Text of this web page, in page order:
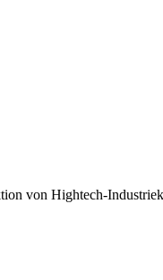
von Hightech-